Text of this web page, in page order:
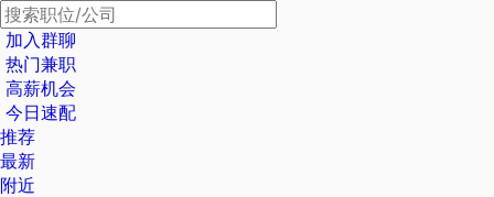
加入群聊
热门兼职
高薪机会
今日速配
推荐
最新
附近